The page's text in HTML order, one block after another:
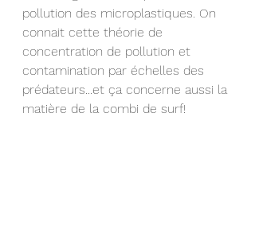
pollution des microplastiques. On
connait cette théorie de
concentration de pollution et
contamination par échelles des
prédateurs...et ça concerne aussi la
matière de la combi de surf!